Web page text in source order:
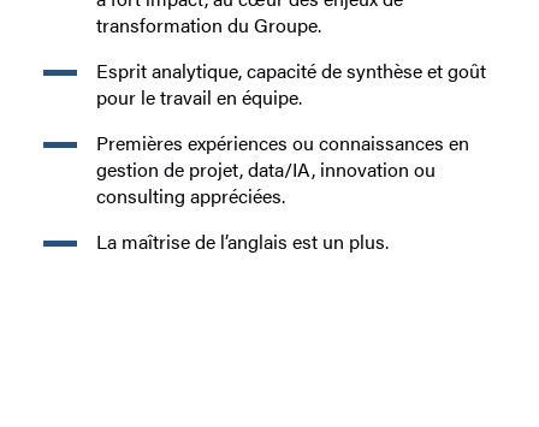
transformation du Groupe.
Esprit analytique, capacité de synthèse et goût
pour le travail en équipe.
Premières expériences ou connaissances en
gestion de projet, data/IA, innovation ou
consulting appréciées.
La maîtrise de l’anglais est un plus.